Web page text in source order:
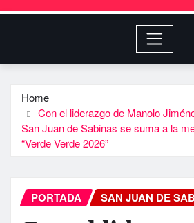
Home
Con el liderazgo de Manolo
San Juan de Sabinas se suma a la
“Verde Verde 2026”
PORTADA SAN JUAN DE